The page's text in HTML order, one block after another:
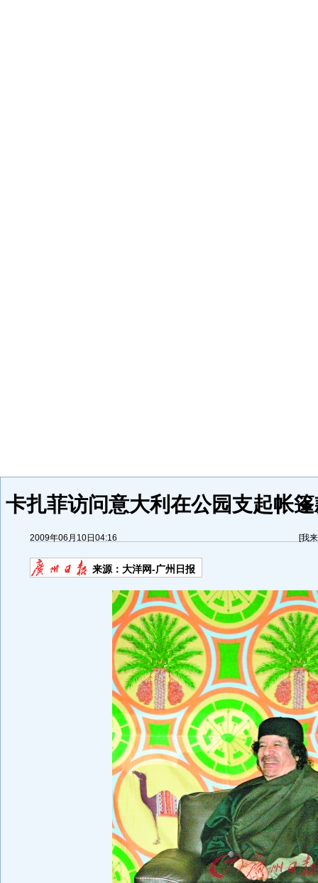
卡扎菲访问意大利在公园支起帐
2009年06月10日04:16 [我
来源： 大洋网-广州日报